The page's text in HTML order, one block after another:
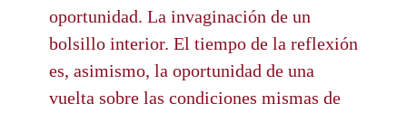
oportunidad. La invaginación de un
bolsillo interior. El tiempo de la reflexión
es, asimismo, la oportunidad de una
vuelta sobre las condiciones mismas de